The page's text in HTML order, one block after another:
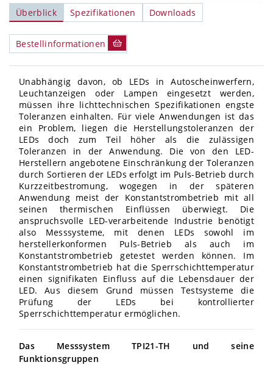
Überblick Spezifikationen Downloads
Bestellinformationen
Unabhängig davon, ob LEDs in Autoscheinwerfern,
Leuchtanzeigen oder Lampen eingesetzt werden,
müssen ihre lichttechnischen Spezifikationen engste
Toleranzen einhalten. Für viele Anwendungen ist das
ein Problem, liegen die Herstellungstoleranzen der
LEDs doch zum Teil höher als die zulässigen
Toleranzen in der Anwendung. Die von den LED-
Herstellern angebotene Einschränkung der Toleranzen
durch Sortieren der LEDs erfolgt im Puls-Betrieb durch
Kurzzeitbestromung, wogegen in der späteren
Anwendung meist der Konstantstrombetrieb mit all
seinen thermischen Einflüssen überwiegt. Die
anspruchsvolle LED-verarbeitende Industrie benötigt
also Messsysteme, mit denen LEDs sowohl im
herstellerkonformen Puls-Betrieb als auch im
Konstantstrombetrieb getestet werden können. Im
Konstantstrombetrieb hat die Sperrschichttemperatur
einen signifikaten Einfluss auf die Lebensdauer der
LED. Aus diesem Grund müssen Testsysteme die
Prüfung der LEDs bei kontrollierter
Sperrschichttemperatur ermöglichen.
Das Messsystem TPI21-TH und seine
Funktionsgruppen